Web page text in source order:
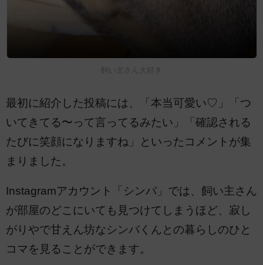
飼い主さん大好き
最初に紹介した投稿には、「本当可愛い♡」「つ
いてきてる〜って言ってるみたい」「確認される
たびに笑顔になりますね」といったコメントが集
まりました。
Instagramアカウント「シンバ」では、飼い主さん
が部屋のどこにいても見つけてしまうほど、寂し
がりやで甘えん坊なシンバくんとの暮らしのひと
コマを見ることができます。